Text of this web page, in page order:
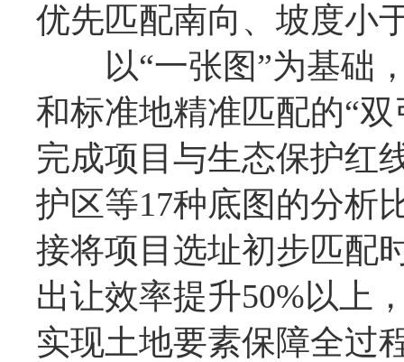
优先匹配南向、坡度小
以“一张图”为基础，
和标准地精准匹配的“
完成项目与生态保护红
护区等17种底图的分析
接将项目选址初步匹配
出让效率提升50%以上
实现土地要素保障全过